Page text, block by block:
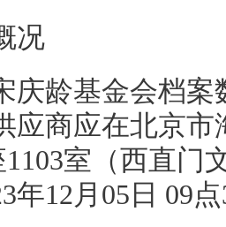
况
庆龄基金会档
应商应在北京市
1103室（西直门
年12月05日 09